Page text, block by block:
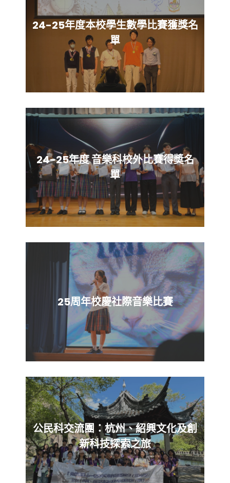
24-25年度本校學生數學比賽獲獎名
單
24-25年度 音樂科校外比賽得奬名
單
25周年校慶社際音樂比賽
公民科交流團：杭州、紹興文化及創
新科技探索之旅